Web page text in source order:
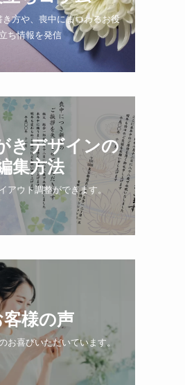
方や、喪中にまつわるお役
立ち情報を発信
きデザインの
集方法
アウト調整ができます。
様の声
お喜びいただいています。